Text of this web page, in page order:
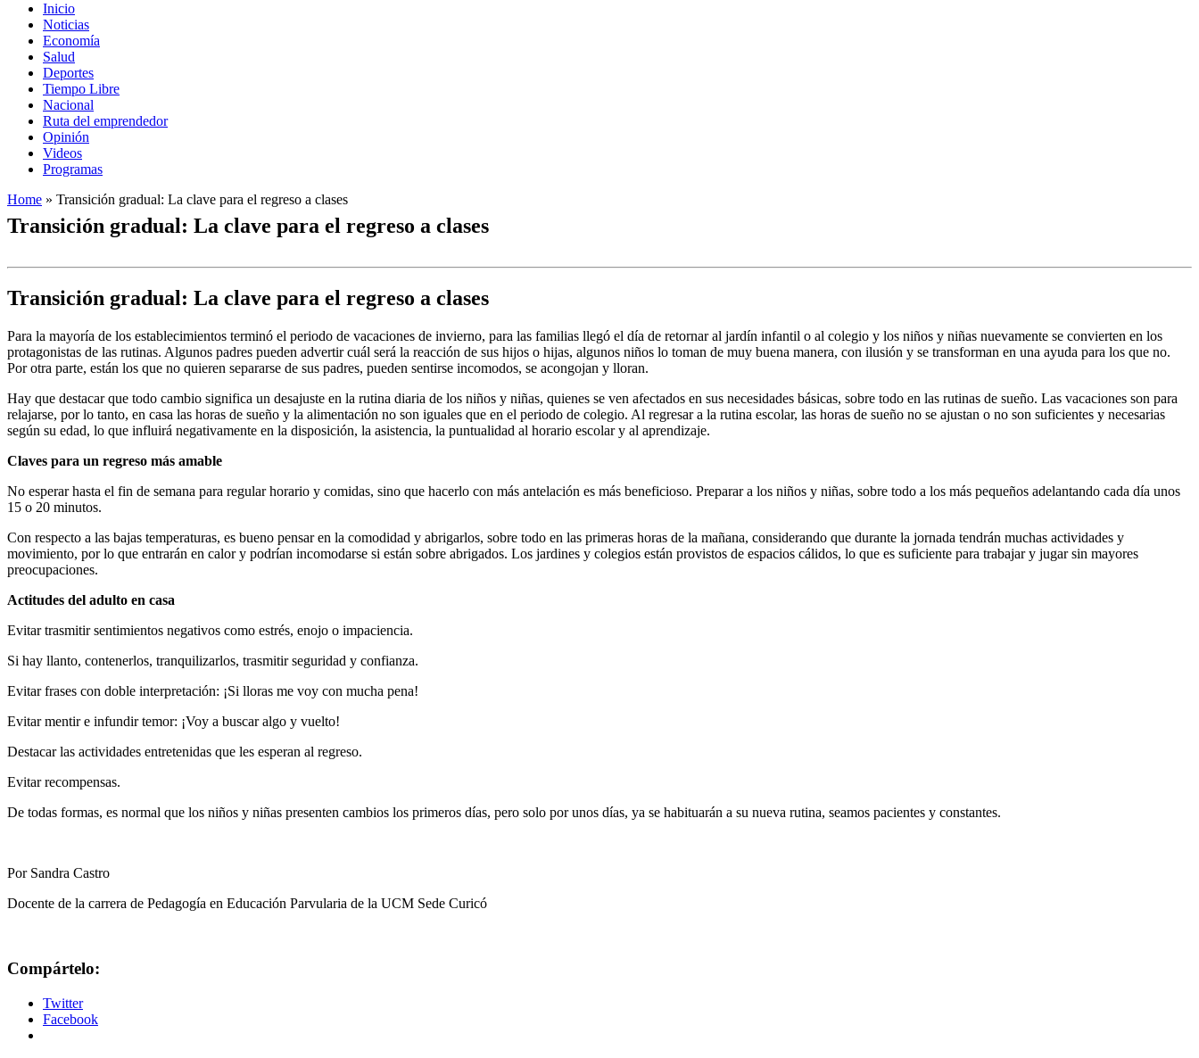
Inicio
Noticias
Economía
Salud
Deportes
Tiempo Libre
Nacional
Ruta del emprendedor
Opinión
Videos
Programas
Home » Transición gradual: La clave para el regreso a clases
Transición gradual: La clave para el regreso a clases
Transición gradual: La clave para el regreso a clases
Para la mayoría de los establecimientos terminó el periodo de vacaciones de invierno, para las familias llegó el día de retornar al jardín infantil o al colegio y los niños y niñas nuevamente se convierten en los
protagonistas de las rutinas. Algunos padres pueden advertir cuál será la reacción de sus hijos o hijas, algunos niños lo toman de muy buena manera, con ilusión y se transforman en una ayuda para los que no.
Por otra parte, están los que no quieren separarse de sus padres, pueden sentirse incomodos, se acongojan y lloran.
Hay que destacar que todo cambio significa un desajuste en la rutina diaria de los niños y niñas, quienes se ven afectados en sus necesidades básicas, sobre todo en las rutinas de sueño. Las vacaciones son para
relajarse, por lo tanto, en casa las horas de sueño y la alimentación no son iguales que en el periodo de colegio. Al regresar a la rutina escolar, las horas de sueño no se ajustan o no son suficientes y necesarias
según su edad, lo que influirá negativamente en la disposición, la asistencia, la puntualidad al horario escolar y al aprendizaje.
Claves para un regreso más amable
No esperar hasta el fin de semana para regular horario y comidas, sino que hacerlo con más antelación es más beneficioso. Preparar a los niños y niñas, sobre todo a los más pequeños adelantando cada día unos
15 o 20 minutos.
Con respecto a las bajas temperaturas, es bueno pensar en la comodidad y abrigarlos, sobre todo en las primeras horas de la mañana, considerando que durante la jornada tendrán muchas actividades y
movimiento, por lo que entrarán en calor y podrían incomodarse si están sobre abrigados. Los jardines y colegios están provistos de espacios cálidos, lo que es suficiente para trabajar y jugar sin mayores
preocupaciones.
Actitudes del adulto en casa
Evitar trasmitir sentimientos negativos como estrés, enojo o impaciencia.
Si hay llanto, contenerlos, tranquilizarlos, trasmitir seguridad y confianza.
Evitar frases con doble interpretación: ¡Si lloras me voy con mucha pena!
Evitar mentir e infundir temor: ¡Voy a buscar algo y vuelto!
Destacar las actividades entretenidas que les esperan al regreso.
Evitar recompensas.
De todas formas, es normal que los niños y niñas presenten cambios los primeros días, pero solo por unos días, ya se habituarán a su nueva rutina, seamos pacientes y constantes.
Por Sandra Castro
Docente de la carrera de Pedagogía en Educación Parvularia de la UCM Sede Curicó
Compártelo:
Twitter
Facebook